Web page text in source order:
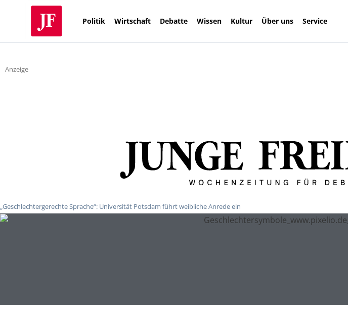
Politik Wirtschaft Debatte Wissen Kultur Über uns Service
Anzeige
„Geschlechtergerechte Sprache“: Universität Potsdam führt weibliche Anrede ein